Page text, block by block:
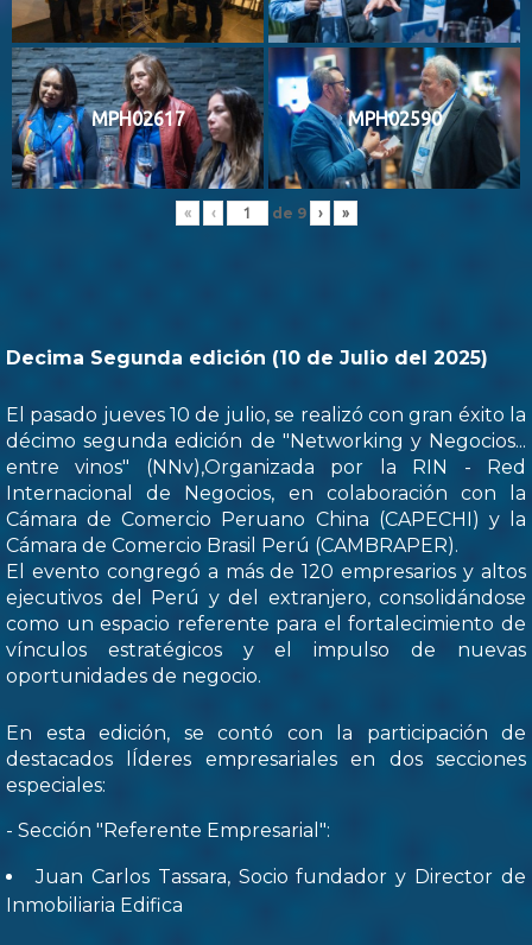
MPH02617 MPH02590
« ‹ de 9 › »
Decima Segunda edición (10 de Julio del 2025)
El pasado jueves 10 de julio, se realizó con gran éxito la
décimo segunda edición de "Networking y Negocios...
entre vinos" (NNv),Organizada por la RIN - Red
Internacional de Negocios, en colaboración con la
Cámara de Comercio Peruano China (CAPECHI) y la
Cámara de Comercio Brasil Perú (CAMBRAPER).
El evento congregó a más de 120 empresarios y altos
ejecutivos del Perú y del extranjero, consolidándose
como un espacio referente para el fortalecimiento de
vínculos estratégicos y el impulso de nuevas
oportunidades de negocio.
En esta edición, se contó con la participación de
destacados lÍderes empresariales en dos secciones
especiales:
- Sección "Referente Empresarial":
Juan Carlos Tassara, Socio fundador y Director de
Inmobiliaria Edifica